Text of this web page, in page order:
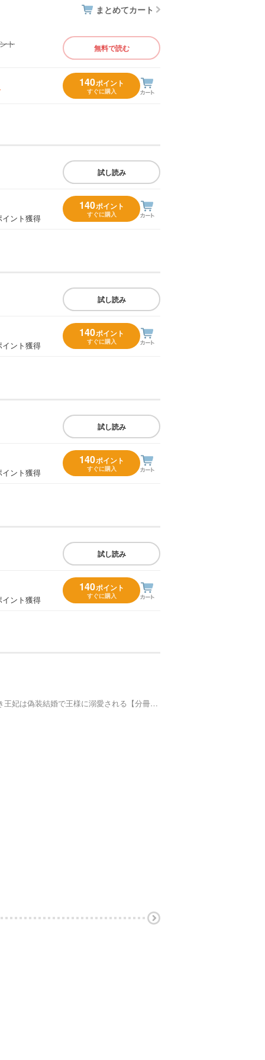
まとめてカート
ト 無料で読む
140ポイント
すぐに購入
試し読み
イント獲得
140ポイント
すぐに購入
試し読み
イント獲得
140ポイント
すぐに購入
試し読み
イント獲得
140ポイント
すぐに購入
試し読み
イント獲得
140ポイント
すぐに購入
オシャレ好き王妃は偽装結婚で王様に溺愛される【分冊版】 1